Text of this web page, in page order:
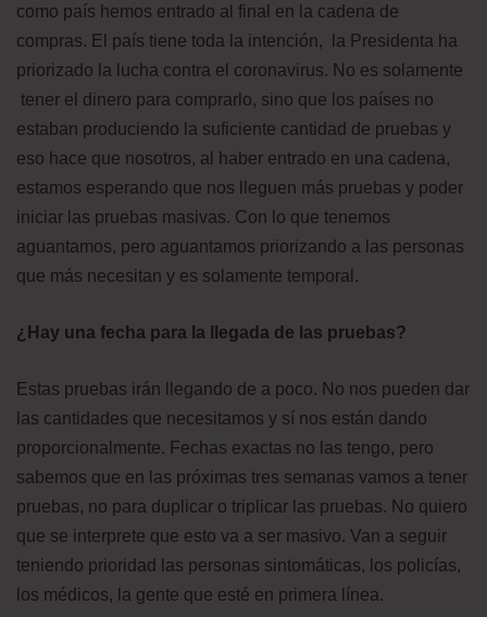
como país hemos entrado al final en la cadena de
compras. El país tiene toda la intención, la Presidenta ha
priorizado la lucha contra el coronavirus. No es solamente
tener el dinero para comprarlo, sino que los países no
estaban produciendo la suficiente cantidad de pruebas y
eso hace que nosotros, al haber entrado en una cadena,
estamos esperando que nos lleguen más pruebas y poder
iniciar las pruebas masivas. Con lo que tenemos
aguantamos, pero aguantamos priorizando a las personas
que más necesitan y es solamente temporal.
¿Hay una fecha para la llegada de las pruebas?
Estas pruebas irán llegando de a poco. No nos pueden dar
las cantidades que necesitamos y sí nos están dando
proporcionalmente. Fechas exactas no las tengo, pero
sabemos que en las próximas tres semanas vamos a tener
pruebas, no para duplicar o triplicar las pruebas. No quiero
que se interprete que esto va a ser masivo. Van a seguir
teniendo prioridad las personas sintomáticas, los policías,
los médicos, la gente que esté en primera línea.